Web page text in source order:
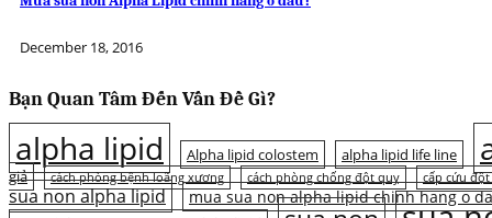
December 18, 2016
Bạn Quan Tâm Đến Vấn Đề Gì?
alpha lipid Alpha lipid colostem alpha lipid life line
giả
cách phòng bệnh loãng xương cách phòng chống đột quỵ cấp cứu
sua non alpha lipid
mua sua non alpha lipid chinh hang o